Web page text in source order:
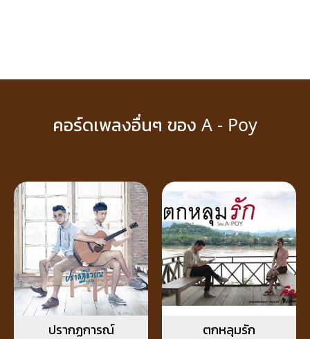
คอร์ดเพลงอื่นๆ ของ A - Poy
ปรากฏการณ์ ตกหลุมรัก